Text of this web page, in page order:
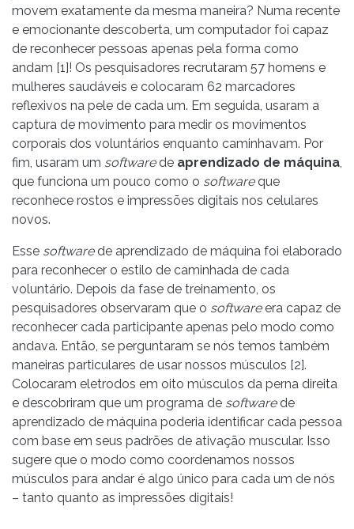
movem exatamente da mesma maneira? Numa recente
e emocionante descoberta, um computador foi capaz
de reconhecer pessoas apenas pela forma como
andam [1]! Os pesquisadores recrutaram 57 homens e
mulheres saudáveis e colocaram 62 marcadores
reflexivos na pele de cada um. Em seguida, usaram a
captura de movimento para medir os movimentos
corporais dos voluntários enquanto caminhavam. Por
fim, usaram um softwarede aprendizado de máquina
que funciona um pouco como o softwareque
reconhece rostos e impressões digitais nos celulares
novos.
Esse softwarede aprendizado de máquina foi elaborado
para reconhecer o estilo de caminhada de cada
voluntário. Depois da fase de treinamento, os
pesquisadores observaram que o softwareera capaz de
reconhecer cada participante apenas pelo modo como
andava. Então, se perguntaram se nós temos também
maneiras particulares de usar nossos músculos [2].
Colocaram eletrodos em oito músculos da perna direita
e descobriram que um programa de softwarede
aprendizado de máquina poderia identificar cada pessoa
com base em seus padrões de ativação muscular. Isso
sugere que o modo como coordenamos nossos
músculos para andar é algo único para cada um de nós
– tanto quanto as impressões digitais!